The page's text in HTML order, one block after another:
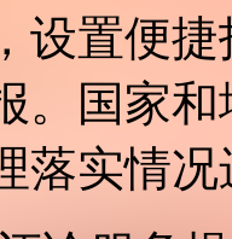
设置便
。国家
落实情